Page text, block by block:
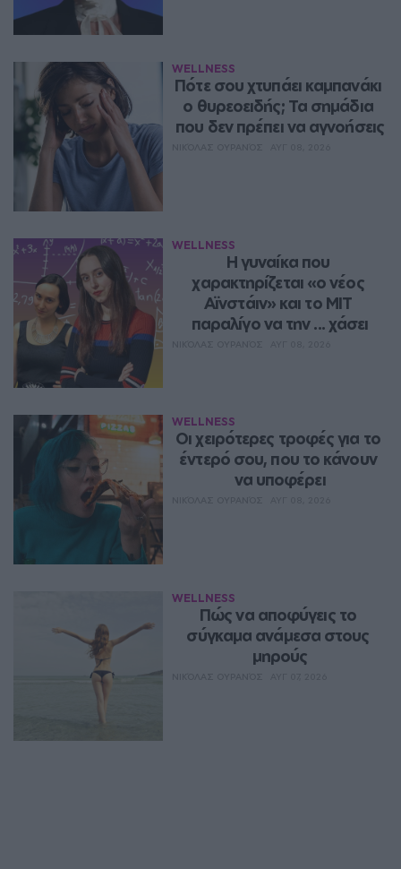
WELLNESS
Πότε σου χτυπάει καμπανάκι
ο θυρεοειδής; Τα σημάδια
που δεν πρέπει να αγνοήσεις
WELLNESS
Η γυναίκα που
χαρακτηρίζεται «ο νέος
Αϊνστάιν» και το MIT
παραλίγο να την ... χάσει
WELLNESS
Οι χειρότερες τροφές για το
έντερό σου, που το κάνουν
να υποφέρει
WELLNESS
Πώς να αποφύγεις το
σύγκαμα ανάμεσα στους
μηρούς